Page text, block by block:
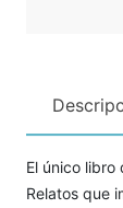
El único
Relatos que